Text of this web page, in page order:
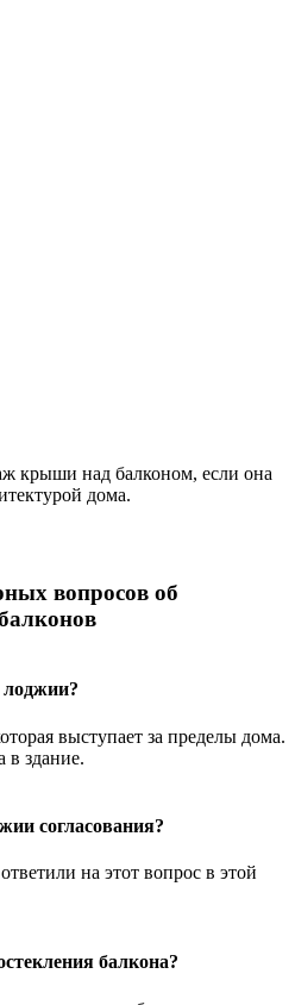
крыши над балконом, если она
дома.
вопросов об
лоджии?
выступает за пределы дома.
в здание.
согласования?
на этот вопрос в этой
балкона?